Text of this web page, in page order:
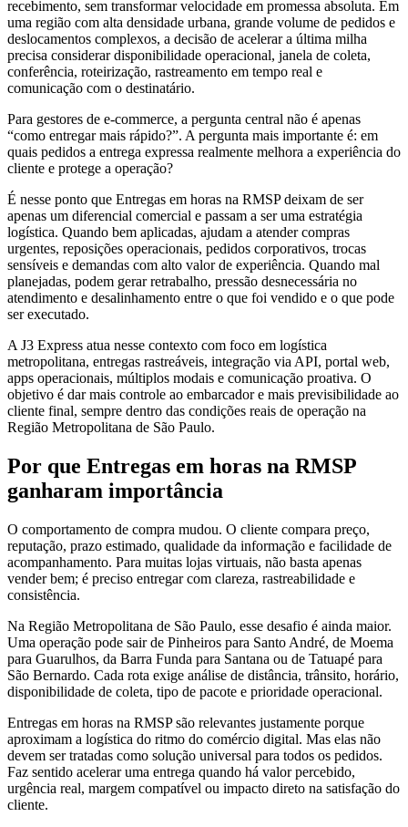
recebimento, sem transformar velocidade em promessa absoluta. Em
uma região com alta densidade urbana, grande volume de pedidos e
deslocamentos complexos, a decisão de acelerar a última milha
precisa considerar disponibilidade operacional, janela de coleta,
conferência, roteirização, rastreamento em tempo real e
comunicação com o destinatário.
Para gestores de e-commerce, a pergunta central não é apenas
“como entregar mais rápido?”. A pergunta mais importante é: em
quais pedidos a entrega expressa realmente melhora a experiência do
cliente e protege a operação?
É nesse ponto que Entregas em horas na RMSP deixam de ser
apenas um diferencial comercial e passam a ser uma estratégia
logística. Quando bem aplicadas, ajudam a atender compras
urgentes, reposições operacionais, pedidos corporativos, trocas
sensíveis e demandas com alto valor de experiência. Quando mal
planejadas, podem gerar retrabalho, pressão desnecessária no
atendimento e desalinhamento entre o que foi vendido e o que pode
ser executado.
A J3 Express atua nesse contexto com foco em logística
metropolitana, entregas rastreáveis, integração via API, portal web,
apps operacionais, múltiplos modais e comunicação proativa. O
objetivo é dar mais controle ao embarcador e mais previsibilidade ao
cliente final, sempre dentro das condições reais de operação na
Região Metropolitana de São Paulo.
Por que Entregas em horas na RMSP
ganharam importância
O comportamento de compra mudou. O cliente compara preço,
reputação, prazo estimado, qualidade da informação e facilidade de
acompanhamento. Para muitas lojas virtuais, não basta apenas
vender bem; é preciso entregar com clareza, rastreabilidade e
consistência.
Na Região Metropolitana de São Paulo, esse desafio é ainda maior.
Uma operação pode sair de Pinheiros para Santo André, de Moema
para Guarulhos, da Barra Funda para Santana ou de Tatuapé para
São Bernardo. Cada rota exige análise de distância, trânsito, horário,
disponibilidade de coleta, tipo de pacote e prioridade operacional.
Entregas em horas na RMSP são relevantes justamente porque
aproximam a logística do ritmo do comércio digital. Mas elas não
devem ser tratadas como solução universal para todos os pedidos.
Faz sentido acelerar uma entrega quando há valor percebido,
urgência real, margem compatível ou impacto direto na satisfação do
cliente.